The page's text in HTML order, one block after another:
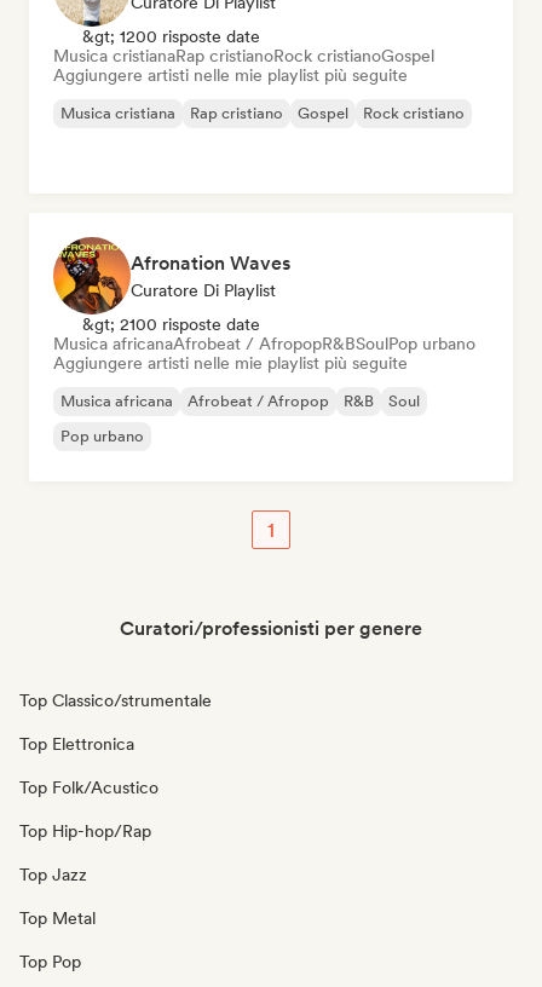
&gt; 1200 risposte date
Musica cristianaRap cristianoRock cristianoGospel
Aggiungere artisti nelle mie playlist più seguite
Musica cristiana Rap cristiano Gospel Rock cristiano
Afronation Waves
Curatore Di Playlist
&gt; 2100 risposte date
Musica africanaAfrobeat / AfropopR&BSoulPop urbano
Aggiungere artisti nelle mie playlist più seguite
Musica africana Afrobeat / Afropop R&B
Soul
Pop urbano
1
Curatori/professionisti per genere
Top Classico/strumentale
Top Elettronica
Top Folk/Acustico
Top Hip-hop/Rap
Top Jazz
Top Metal
Top Pop